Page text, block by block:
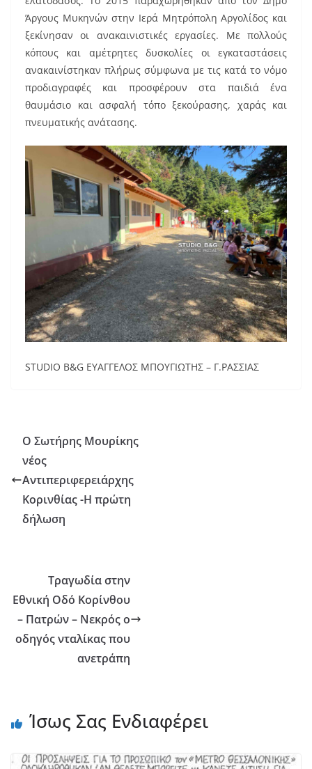
Άργους Μυκηνών στην Ιερά Μητρόπολη Αργολίδος και
ξεκίνησαν οι ανακαινιστικές εργασίες. Με πολλούς
κόπους και αμέτρητες δυσκολίες οι εγκαταστάσεις
ανακαινίστηκαν πλήρως σύμφωνα με τις κατά το νόμο
προδιαγραφές και προσφέρουν στα παιδιά ένα
θαυμάσιο και ασφαλή τόπο ξεκούρασης, χαράς και
πνευματικής ανάτασης.
STUDIO B&G ΕΥΑΓΓΕΛΟΣ ΜΠΟΥΓΙΩΤΗΣ – Γ.ΡΑΣΣΙΑΣ
Ο Σωτήρης Μουρίκης
νέος
Αντιπεριφερειάρχης
Κορινθίας -Η πρώτη
δήλωση
Τραγωδία στην
Εθνική Οδό Κορίνθου
– Πατρών – Νεκρός ο
οδηγός νταλίκας που
ανετράπη
Ίσως Σας Ενδιαφέρει